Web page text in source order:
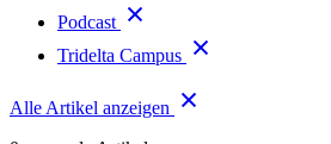
Podcast
Tridelta Campus
Alle Artikel anzeigen